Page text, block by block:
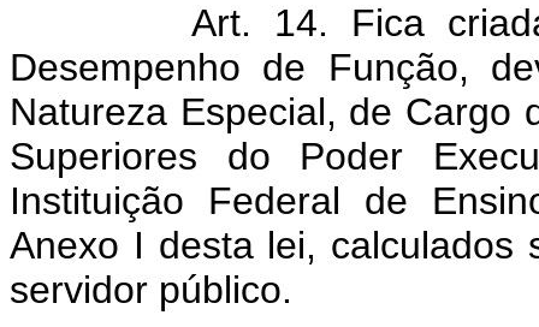
Art. 14. Fica
Desempenho de Função,
Natureza Especial, de Cargo
Superiores do Poder
Instituição Federal de
Anexo I desta lei, calculados
servidor público.